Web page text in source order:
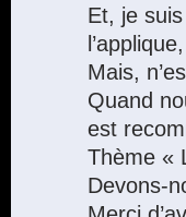
Et, je
Mais,
Quand
est
Thème «
Devons-